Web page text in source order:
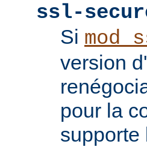
ssl-
Si
version
pour la
supporte